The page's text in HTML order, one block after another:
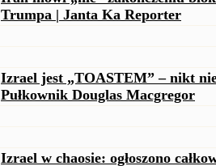
Trumpa | Janta Ka Reporter
Izrael jest „TOASTEM” – nikt
Pułkownik Douglas Macgregor
Izrael w chaosie: ogłoszono